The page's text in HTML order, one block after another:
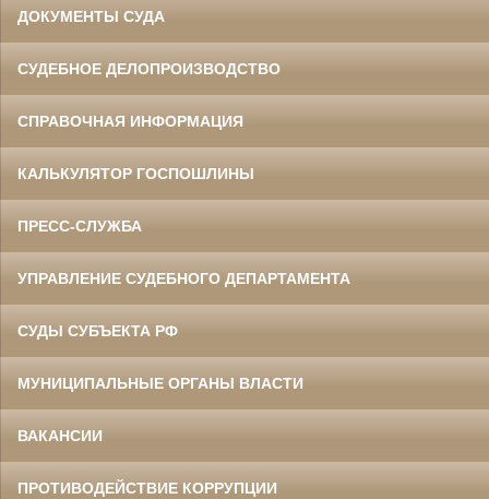
ДОКУМЕНТЫ СУДА
СУДЕБНОЕ ДЕЛОПРОИЗВОДСТВО
СПРАВОЧНАЯ ИНФОРМАЦИЯ
КАЛЬКУЛЯТОР ГОСПОШЛИНЫ
ПРЕСС-СЛУЖБА
УПРАВЛЕНИЕ СУДЕБНОГО ДЕПАРТАМЕНТА
СУДЫ СУБЪЕКТА РФ
МУНИЦИПАЛЬНЫЕ ОРГАНЫ ВЛАСТИ
ВАКАНСИИ
ПРОТИВОДЕЙСТВИЕ КОРРУПЦИИ